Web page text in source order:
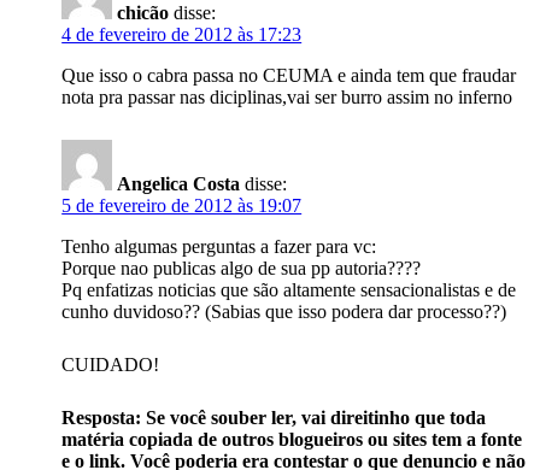
chicão disse:
4 de fevereiro de 2012 às 17:23
Que isso o cabra passa no CEUMA e ainda tem que fraudar
nota pra passar nas diciplinas,vai ser burro assim no inferno
Angelica Costa disse:
5 de fevereiro de 2012 às 19:07
Tenho algumas perguntas a fazer para vc:
Porque nao publicas algo de sua pp autoria????
Pq enfatizas noticias que são altamente sensacionalistas e de
cunho duvidoso?? (Sabias que isso podera dar processo??)
CUIDADO!
Resposta: Se você souber ler, vai direitinho que toda
matéria copiada de outros blogueiros ou sites tem a fonte
e o link. Você poderia era contestar o que denuncio e não